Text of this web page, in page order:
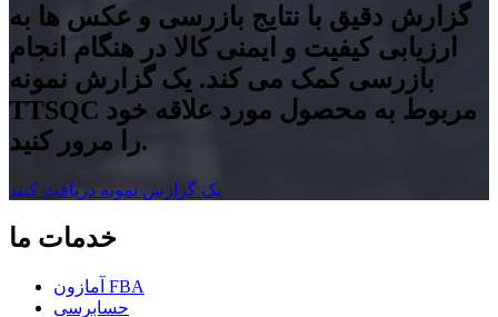
گزارش دقیق با نتایج بازرسی و عکس ها به
ارزیابی کیفیت و ایمنی کالا در هنگام انجام
بازرسی کمک می کند. یک گزارش نمونه
TTSQC مربوط به محصول مورد علاقه خود
را مرور کنید.
یک گزارش نمونه دریافت کنید
خدمات ما
آمازون FBA
حسابرسی